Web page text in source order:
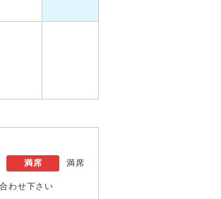
満席 満席
わせ下さい